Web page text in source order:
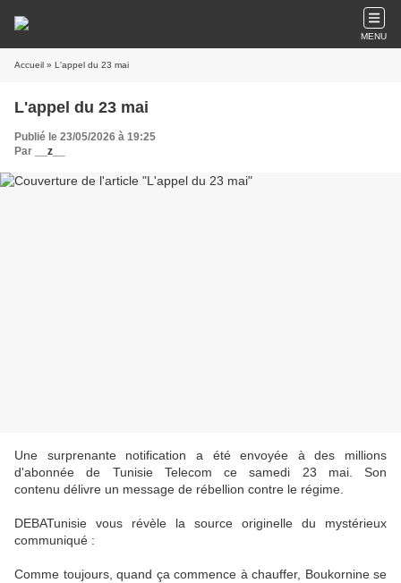
MENU
Accueil » L'appel du 23 mai
L'appel du 23 mai
Publié le 23/05/2026 à 19:25
Par
__z__
Une surprenante notification a été envoyée à des millions
d'abonnée de Tunisie Telecom ce samedi 23 mai. Son
contenu délivre un message de rébellion contre le régime.
DEBATunisie vous révèle la source originelle du mystérieux
communiqué :
Comme toujours, quand ça commence à chauffer, Boukornine se